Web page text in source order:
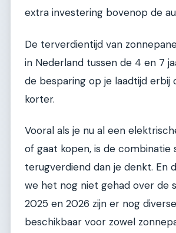
extra investering bovenop de
De terverdientijd van
in Nederland tussen de 4 en 7
de besparing op je laadtijd erbij
korter.
Vooral als je nu al een
of gaat kopen, is de combinatie
terugverdiend dan je denkt. En
we het nog niet gehad over de
2025 en 2026 zijn er nog
beschikbaar voor zowel